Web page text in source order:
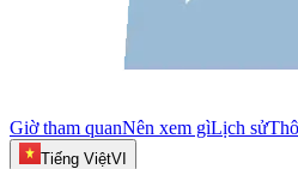
Giờ tham quanNên xem gìLịch sử
Tiếng ViệtVI